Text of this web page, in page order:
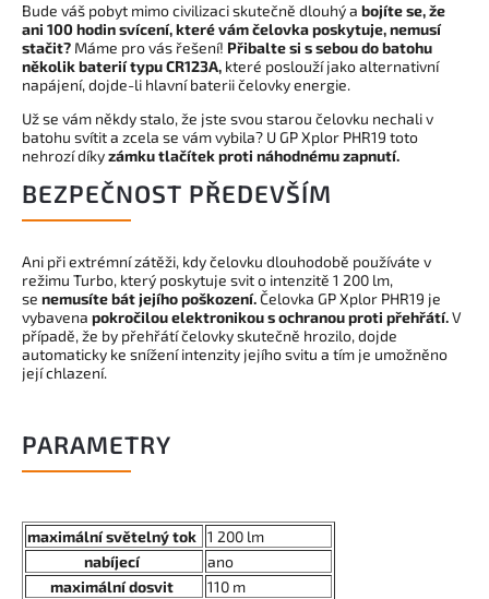
Bude váš pobyt mimo civilizaci skutečně dlouhý a bojíte se, že
ani 100 hodin svícení, které vám čelovka poskytuje, nemusí
stačit? Máme pro vás řešení! Přibalte si s sebou do batohu
několik baterií typu CR123A, které poslouží jako alternativní
napájení, dojde-li hlavní baterii čelovky energie.
Už se vám někdy stalo, že jste svou starou čelovku nechali v
batohu svítit a zcela se vám vybila? U GP Xplor PHR19 toto
nehrozí díkyzámku tlačítek proti náhodnému zapnutí.
BEZPEČNOST PŘEDEVŠÍM
Ani při extrémní zátěži, kdy čelovku dlouhodobě používáte v
režimu Turbo, který poskytuje svit o intenzitě 1 200 lm,
se nemusíte bát jejího poškození.Čelovka GP Xplor PHR19 je
vybavena pokročilou elektronikou s ochranou proti přehřátí.V
případě, že by přehřátí čelovky skutečně hrozilo, dojde
automaticky ke snížení intenzity jejího svitu a tím je umožněno
její chlazení.
PARAMETRY
maximální světelný tok 1 200 lm
nabíjecí
ano
maximální dosvit
110 m